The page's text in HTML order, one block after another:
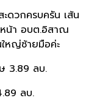
ดวกครบครัน เส้น
หน้า อบต.อิสาณ
หญ่ซ้ายมือค่ะ
3.89 ลบ.
ลบ.